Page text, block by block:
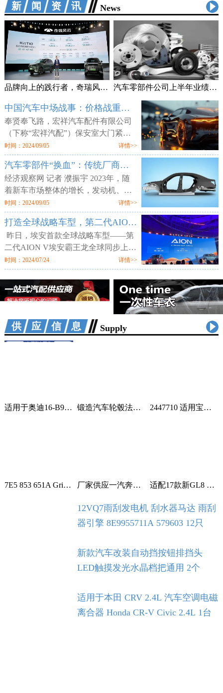
新闻资讯 News
品牌向上的践行者，奇瑞风云T10上市售18.99万元起 汽车零部件公司上半年业绩频预喜 加速拓展海外市场
中国汽车中场战事：价格战重锤零部件供应商
奉贤奉飞路，宏祥汽车配件有限公司
（下称“宏祥汽配”）保安室大门紧
闭，但工厂大门却敞开，外人可以随
意进出。两层楼的厂区空空荡荡，所
有的产线、物料均已搬空，仅剩为数
时间：2024/09/05 详情>>
汽车零部件“换血”：传统厂商业绩平淡 增量部件厂商利润走高
经济观察网 记者 濮振宇 2023年，随
着新车市场整体的增长，发动机、轮
胎等传统汽车零部件企业获得了业绩
增长，但更多的传统零部件企业则业
绩不佳。汽车行业向电动化与智能化
时间：2024/09/05 详情>>
打造全球战略车型，第二代AION V售12.98万元起
昨日，埃安首款全球战略车型——第
二代AION V埃安霸王龙全球同步上
市。新车定位新硬派智驾SUV，提供
520km、650km、750km三种续航7个
配置版本，售价区间为12.98万-18.98
万元。值
时间：2024/07/24 详情>>
供应信息 Supply
适用于奥迪16-B9车身汽车配件一站式供应品质可靠车身护板可定制 2套 锻造汽车轮毂法兰盘加宽偏距垫片适用丰田霸道普拉多黑色阳极氧化 1只 2447710 适用宝马蓄电池紧急电池 84102447710 84109361678 1个
7E5 853 651A Grille With Chrome For VW T5 T6 2009-2015 1个 厂家供应一汽奔腾B30空调滤芯空调格空调滤清器 1个 适配17款新GL8 2.0T 2.5L空滤 空气滤芯 滤清器 空气格 5个
12VQ7雨刮发电机 刮水器马达 雨刮
器引擎 8E9955711A 579603 12只
新款汽车改装自动挡按钮排挡头
LED触摸发光水晶档把通用 2个
适用于本田 CRV 2.4L 汽车空调电磁
离合器 Honda CR-V Civic 2.4L 1台